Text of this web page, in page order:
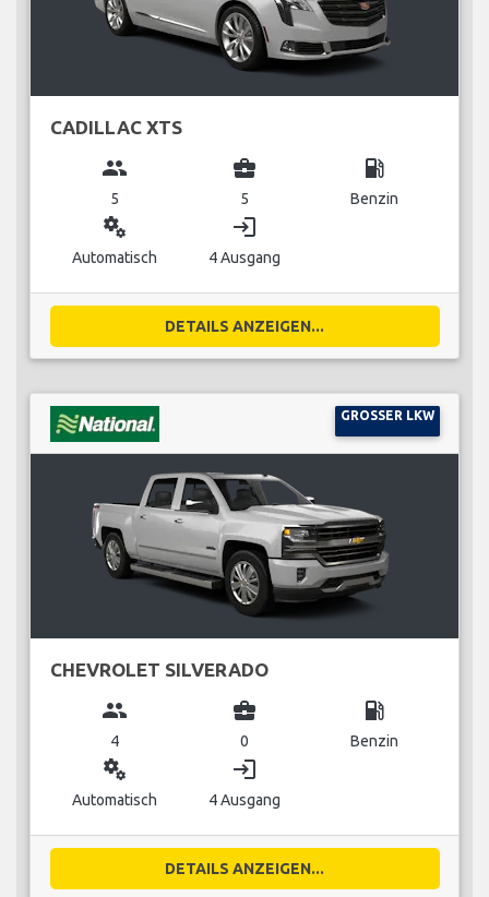
CADILLAC XTS
group
5
business_center
5
local_gas_station
Benzin
miscellaneous_services
Automatisch
login
4 Ausgang
DETAILS ANZEIGEN...
GROSSER LKW
CHEVROLET SILVERADO
group
4
business_center
0
local_gas_station
Benzin
miscellaneous_services
Automatisch
login
4 Ausgang
DETAILS ANZEIGEN...